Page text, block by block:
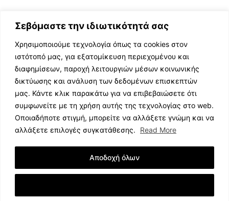
Σεβόμαστε την ιδιωτικότητά σας
Χρησιμοποιούμε τεχνολογία όπως τα cookies στον
ιστότοπό μας, για εξατομίκευση περιεχομένου και
διαφημίσεων, παροχή λειτουργιών μέσων κοινωνικής
δικτύωσης και ανάλυση των δεδομένων επισκεπτών
μας. Κάντε κλικ παρακάτω για να επιβεβαιώσετε ότι
συμφωνείτε με τη χρήση αυτής της τεχνολογίας στο web.
Οποιαδήποτε στιγμή, μπορείτε να αλλάξετε γνώμη και να
αλλάξετε επιλογές συγκατάθεσης.
Read More
Αποδοχή όλων
ΕΛΛΗΝΙΚΗ ΜΟΥΣΙΚΗ
TV SHOWS
EVENTS
ΘΕΑΤΡΟ
ΔΙΑΓΩΝΙΣΜΟΙ
STOA CULTURA
ΣΥΝΕΝΤΕΥΞΕΙΣ